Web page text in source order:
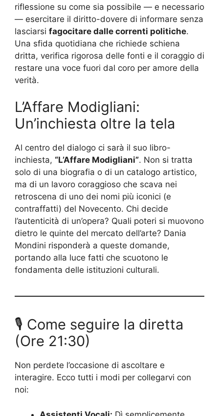
riflessione su come sia possibile — e necessario
— esercitare il diritto-dovere di informare senza
lasciarsi fagocitare dalle correnti politiche.
Una sfida quotidiana che richiede schiena
dritta, verifica rigorosa delle fonti e il coraggio di
restare una voce fuori dal coro per amore della
verità.
L’Affare Modigliani:
Un’inchiesta oltre la tela
Al centro del dialogo ci sarà il suo libro-
inchiesta, “L’Affare Modigliani”. Non si tratta
solo di una biografia o di un catalogo artistico,
ma di un lavoro coraggioso che scava nei
retroscena di uno dei nomi più iconici (e
contraffatti) del Novecento. Chi decide
l’autenticità di un’opera? Quali poteri si muovono
dietro le quinte del mercato dell’arte? Dania
Mondini risponderà a queste domande,
portando alla luce fatti che scuotono le
fondamenta delle istituzioni culturali.
🎙 Come seguire la diretta
(Ore 21:30)
Non perdete l’occasione di ascoltare e
interagire. Ecco tutti i modi per collegarvi con
noi: